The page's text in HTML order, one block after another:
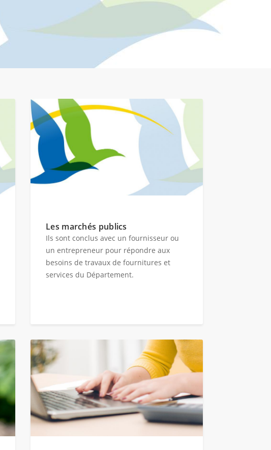
Les marchés publics
Ils sont conclus avec un fournisseur ou
un entrepreneur pour répondre aux
besoins de travaux de fournitures et
services du Département.